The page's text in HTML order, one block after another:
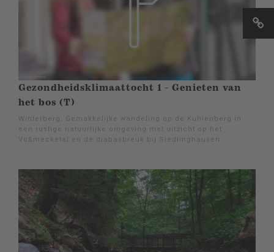
Gezondheidsklimaattocht 1 - Genieten van
het bos (T)
Winterberg: Gemakkelijke wandeling op de Kuhlenberg in
een rustige natuurlijke omgeving met uitzicht op het
Voßmecketal en de diabasbreuk bij Siedlinghausen